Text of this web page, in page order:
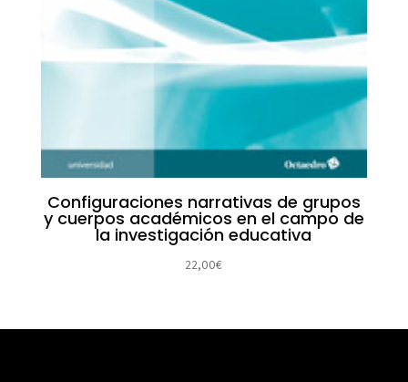
Configuraciones narrativas de grupos
y cuerpos académicos en el campo de
la investigación educativa
22,00€